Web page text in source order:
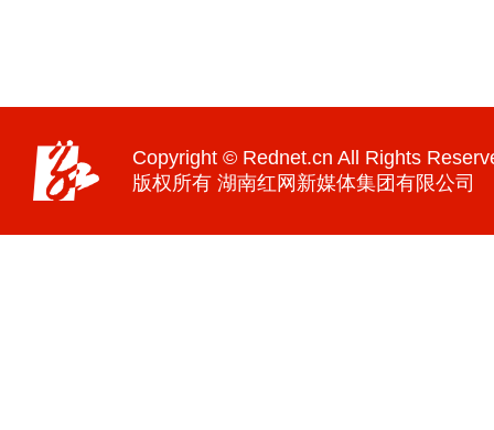
Copyright © Rednet.cn All Rights
版权所有 湖南红网新媒体集团有限公司